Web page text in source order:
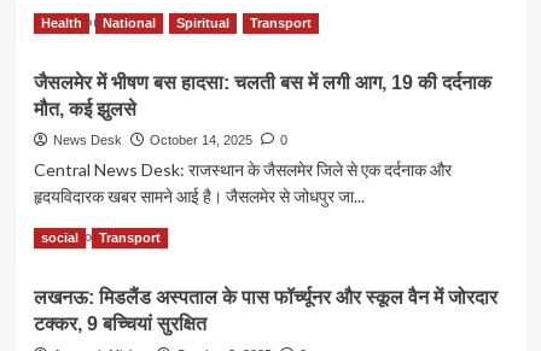
अधिक
उड़ानें
एयरपोर्ट्स
पर
यात्रियों
का
हाहाकार
Read MoreRead
more
चार
नई
वंदे
ट्रेनों
का
यूपी
दिल्ली
को
Health National Spiritual Transport
जैसलमेर में भीषण बस हादसा: चलती बस में लगी आग, 19 की दर्दनाक
मौत, कई झुलसे
News Desk October 14, 2025 0
Central News Desk: राजस्थान के जैसलमेर जिले से एक दर्दनाक और
हृदयविदारक खबर सामने आई है। जैसलमेर से जोधपुर जा...
Read MoreRead
more
जैसलमेर
में
भीषण
social Transport
लखनऊ: मिडलैंड अस्पताल के पास फॉर्च्यूनर और स्कूल वैन में जोरदार
टक्कर, 9 बच्चियां सुरक्षित